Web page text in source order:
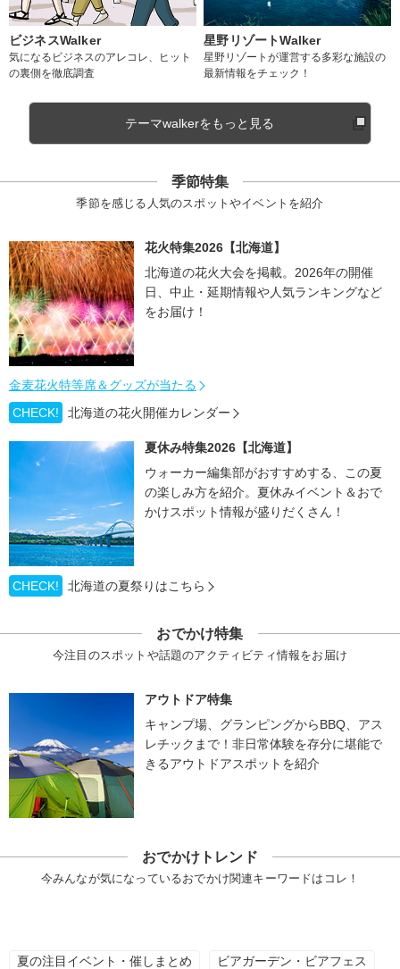
ビジネスWalker
気になるビジネスのアレコレ、ヒット
の裏側を徹底調査
星野リゾートWalker
星野リゾートが運営する多彩な施設の
最新情報をチェック！
テーマwalkerをもっと見る
季節特集
季節を感じる人気のスポットやイベントを紹介
花火特集2026【北海道】
北海道の花火大会を掲載。2026年の開催
日、中止・延期情報や人気ランキングなど
をお届け！
金麦花火特等席＆グッズが当たる
CHECK!
北海道の花火開催カレンダー
夏休み特集2026【北海道】
ウォーカー編集部がおすすめする、この夏
の楽しみ方を紹介。夏休みイベント＆おで
かけスポット情報が盛りだくさん！
CHECK! 北海道の夏祭りはこちら
おでかけ特集
今注目のスポットや話題のアクティビティ情報をお届け
アウトドア特集
キャンプ場、グランピングからBBQ、アス
レチックまで！非日常体験を存分に堪能で
きるアウトドアスポットを紹介
おでかけトレンド
今みんなが気になっているおでかけ関連キーワードはコレ！
夏の注目イベント・催しまとめ ビアガーデン・ビアフェス